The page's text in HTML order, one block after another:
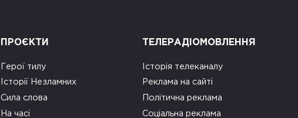
ПРОЄКТИ
Герої тилу
Історії Незламних
Сила слова
На часі
ТЕЛЕРАДІОМОВЛЕННЯ
Історія телеканалу
Реклама на сайті
Політична реклама
Соціальна реклама